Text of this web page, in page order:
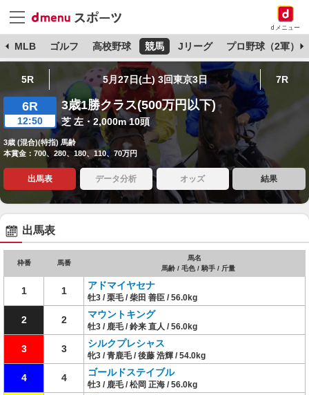
dメニュー
MLB ゴルフ 高校野球 競馬 Jリーグ プロ野球（2軍）
5R 5月27日(土) 3回東京3日 7R
6R
12:50
3歳1勝クラス(500万円以下)
芝 左・2,000m 10頭
3歳 (混合)(特指) 馬齢
本賞金：700、280、180、110、70万円
出馬表 データ分析 オッズ 結果
出馬表
枠番 馬番
馬名
馬齢 / 毛色 / 騎手 / 斤量
1 1 アドマイヤセナ
牡3 / 栗毛 / 柴田 善臣 / 56.0kg
2 2 マウントキング
牡3 / 鹿毛 / 鈴来 直人 / 56.0kg
3 3 シルクプレシャス
牝3 / 青鹿毛 / 後藤 浩輝 / 54.0kg
4 4 ゴールドステイブル
牡3 / 鹿毛 / 松岡 正海 / 56.0kg